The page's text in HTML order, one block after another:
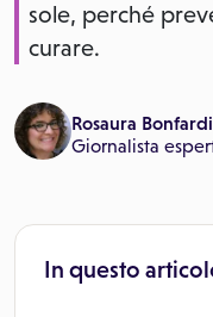
sole, perché
curare.
Rosaura
Giornalista
In questo